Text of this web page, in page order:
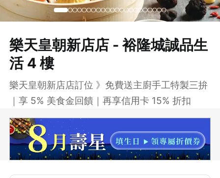
樂天皇朝新店店 - 裕隆城誠品生
活 4 樓
樂天皇朝新店店訂位 》免費送主廚手工特製三拚
｜享 5% 美食金回饋｜再享信用卡 15% 折扣